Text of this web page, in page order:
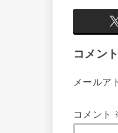
コメン
メールア
コメント